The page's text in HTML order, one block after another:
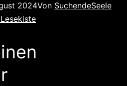
2024Von SuchendeSeele